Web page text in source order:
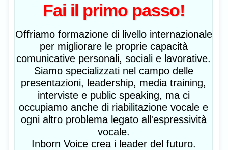
Fai il primo passo!
Offriamo formazione di livello internazionale
per migliorare le proprie capacità
comunicative personali, sociali e lavorative.
Siamo specializzati nel campo delle
presentazioni, leadership, media training,
interviste e public speaking, ma ci
occupiamo anche di riabilitazione vocale e
ogni altro problema legato all'espressività
vocale.
Inborn Voice crea i leader del futuro.